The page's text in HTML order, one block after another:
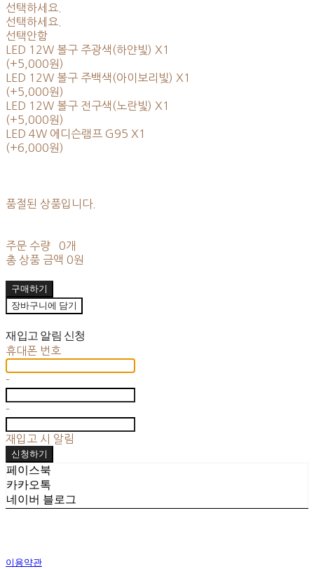
선택하세요.
선택하세요.
선택안함
LED 12W 볼구 주광색(하얀빛) X1
(+5,000원)
LED 12W 볼구 주백색(아이보리빛) X1
(+5,000원)
LED 12W 볼구 전구색(노란빛) X1
(+5,000원)
LED 4W 에디슨램프 G95 X1
(+6,000원)
품절된 상품입니다.
주문 수량
0개
총 상품 금액 0원
구매하기
장바구니에 담기
재입고 알림 신청
휴대폰 번호
-
-
재입고 시 알림
신청하기
페이스북
카카오톡
네이버 블로그
이용약관